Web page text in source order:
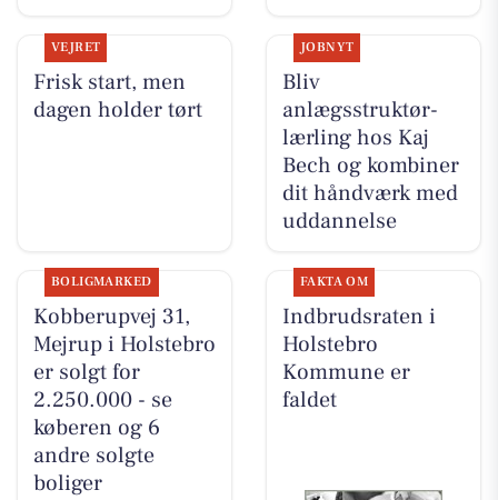
VEJRET
Frisk start, men
dagen holder tørt
JOBNYT
Bliv
anlægsstruktør-
lærling hos Kaj
Bech og kombiner
dit håndværk med
uddannelse
BOLIGMARKED
Kobberupvej 31,
Mejrup i Holstebro
er solgt for
2.250.000 - se
køberen og 6
andre solgte
boliger
FAKTA OM
Indbrudsraten i
Holstebro
Kommune er
faldet